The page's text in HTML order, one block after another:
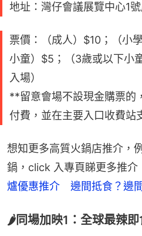
地址：灣仔會議展覽中心1
票價：（成人）$10；（小
小童）$5；（3歲或以下小
入場）
**留意會場不設現金購票的
付費，並在主要入口收費站
想知更多高質火鍋店推介，
鍋，click 入專頁睇更多推
爐優惠推介　邊間抵食？邊
🌶️同場加映1：全球最辣